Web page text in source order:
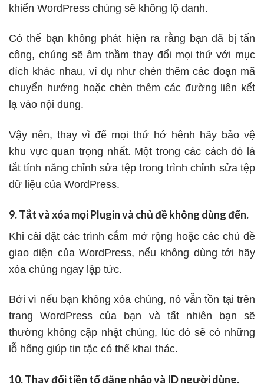
khiển WordPress chúng sẽ không lộ danh.
Có thể bạn không phát hiện ra rằng bạn đã bị tấn
công, chúng sẽ âm thầm thay đổi mọi thứ với mục
đích khác nhau, ví dụ như chèn thêm các đoạn mã
chuyển hướng hoặc chèn thêm các đường liên kết
lạ vào nội dung.
Vậy nên, thay vì để mọi thứ hớ hênh hãy bảo vệ
khu vực quan trọng nhất. Một trong các cách đó là
tắt tính năng chỉnh sửa tệp trong trình chỉnh sửa tệp
dữ liệu của WordPress.
9. Tắt và xóa mọi Plugin và chủ đề không dùng đến.
Khi cài đặt các trình cắm mở rộng hoặc các chủ đề
giao diện của WordPress, nếu không dùng tới hãy
xóa chúng ngay lập tức.
Bởi vì nếu bạn không xóa chúng, nó vẫn tồn tại trên
trang WordPress của bạn và tất nhiên bạn sẽ
thường không cập nhật chúng, lúc đó sẽ có những
lỗ hổng giúp tin tặc có thể khai thác.
10. Thay đổi tiền tố đăng nhập và ID người dùng.